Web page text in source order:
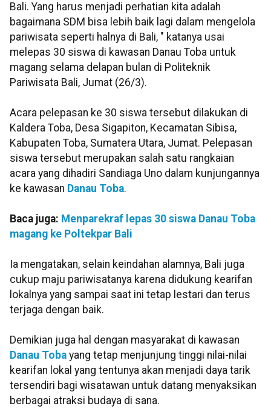
Bali. Yang harus menjadi perhatian kita adalah
bagaimana SDM bisa lebih baik lagi dalam mengelola
pariwisata seperti halnya di Bali, " katanya usai
melepas 30 siswa di kawasan Danau Toba untuk
magang selama delapan bulan di Politeknik
Pariwisata Bali, Jumat (26/3).
Acara pelepasan ke 30 siswa tersebut dilakukan di
Kaldera Toba, Desa Sigapiton, Kecamatan Sibisa,
Kabupaten Toba, Sumatera Utara, Jumat. Pelepasan
siswa tersebut merupakan salah satu rangkaian
acara yang dihadiri Sandiaga Uno dalam kunjungannya
ke kawasan Danau Toba.
Baca juga: Menparekraf lepas 30 siswa Danau Toba
magang ke Poltekpar Bali
Ia mengatakan, selain keindahan alamnya, Bali juga
cukup maju pariwisatanya karena didukung kearifan
lokalnya yang sampai saat ini tetap lestari dan terus
terjaga dengan baik.
Demikian juga hal dengan masyarakat di kawasan
Danau Toba yang tetap menjunjung tinggi nilai-nilai
kearifan lokal yang tentunya akan menjadi daya tarik
tersendiri bagi wisatawan untuk datang menyaksikan
berbagai atraksi budaya di sana.